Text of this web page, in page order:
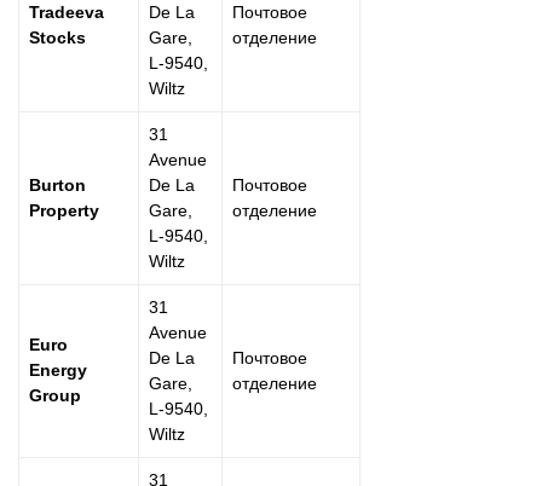
Tradeeva
Stocks
De La
Gare,
L-9540,
Wiltz
Почтовое
отделение
Burton
Property
31
Avenue
De La
Gare,
L-9540,
Wiltz
Почтовое
отделение
Euro
Energy
Group
31
Avenue
De La
Gare,
L-9540,
Wiltz
Почтовое
отделение
31